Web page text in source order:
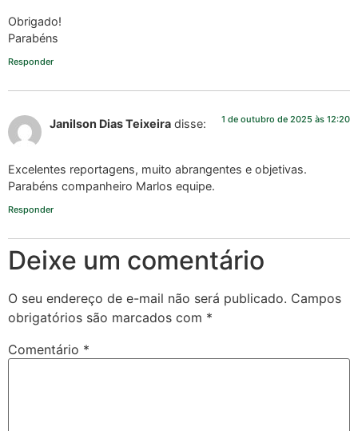
Obrigado!
Parabéns
Responder
Janilson Dias Teixeira disse: 1 de outubro de 2025 às 12:20
Excelentes reportagens, muito abrangentes e objetivas.
Parabéns companheiro Marlos equipe.
Responder
Deixe um comentário
O seu endereço de e-mail não será publicado. Campos
obrigatórios são marcados com *
Comentário *